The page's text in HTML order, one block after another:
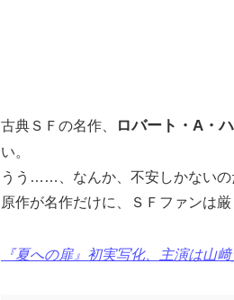
古典ＳＦの名作、 ロバート・A・
い。
うう……、なんか、不安しかない
原作が名作だけに、ＳＦファンは
『夏への扉』初実写化、主演は山